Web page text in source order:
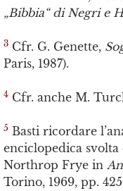
„Bibbia“ di Negri e
3 Cfr. G. Genette,
Paris, 1987).
4 Cfr. anche M.
5 Basti ricordare
enciclopedica
Northrop Frye in
Torino, 1969, pp.